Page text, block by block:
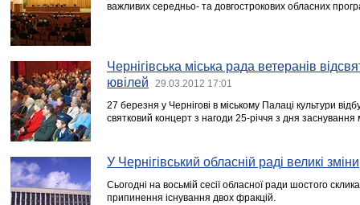
важливих середньо- та довгострокових обласних
Чернігівська міська рада ветеранів
ювілей
29.03.2012 17:01
27 березня у Чернігові в міському Палаці культури
святковий концерт з нагоди 25-річчя з дня заснування
У Чернігівський обласній раді великі зміни
Сьогодні на восьмій сесії обласної ради шостого
припинення існування двох фракцій.